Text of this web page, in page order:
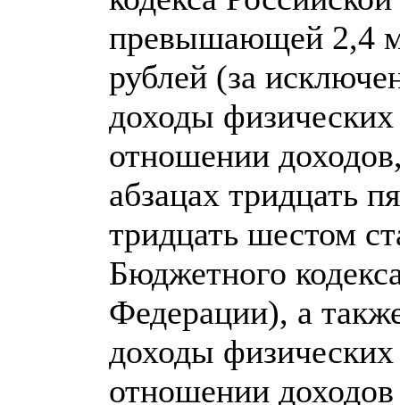
превышающей 2,4
рублей (за
доходы
отношении
абзацах тридцать
тридцать шестом
Бюджетного
Федерации), а
доходы
отношении